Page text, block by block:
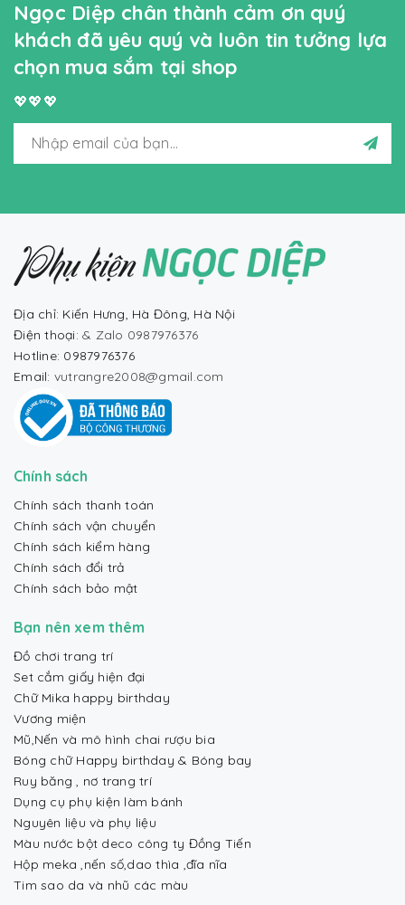
Ngọc Diệp chân thành cảm ơn quý
khách đã yêu quý và luôn tin tưởng lựa
chọn mua sắm tại shop
💖💖💖
Địa chỉ: Kiến Hưng, Hà Đông, Hà Nội
Điện thoại: & Zalo 0987976376
Hotline: 0987976376
Email: vutrangre2008@gmail.com
Chính sách
Chính sách thanh toán
Chính sách vận chuyển
Chính sách kiểm hàng
Chính sách đổi trả
Chính sách bảo mật
Bạn nên xem thêm
Đồ chơi trang trí
Set cắm giấy hiện đại
Chữ Mika happy birthday
Vương miện
Mũ,Nến và mô hình chai rượu bia
Bóng chữ Happy birthday & Bóng bay
Ruy băng , nơ trang trí
Dụng cụ phụ kiện làm bánh
Nguyên liệu và phụ liệu
Màu nước bột deco công ty Đồng Tiến
Hộp meka ,nến số,dao thìa ,đĩa nĩa
Tim sao da và nhũ các màu